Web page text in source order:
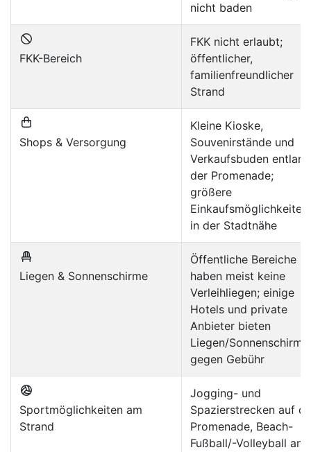
nicht baden
FKK-Bereich
FKK nicht erlaubt;
öffentlicher,
familienfreundlicher
Strand
Shops & Versorgung
Kleine Kioske,
Souvenirstände und
Verkaufsbuden entlang
der Promenade;
größere
Einkaufsmöglichkeiten
in der Stadtnähe
Liegen & Sonnenschirme
Öffentliche Bereiche
haben meist keine
Verleihliegen; einige
Hotels und private
Anbieter bieten
Liegen/Sonnenschirme
gegen Gebühr
Sportmöglichkeiten am
Strand
Jogging- und
Spazierstrecken auf
Promenade, Beach-
Fußball/-Volleyball an